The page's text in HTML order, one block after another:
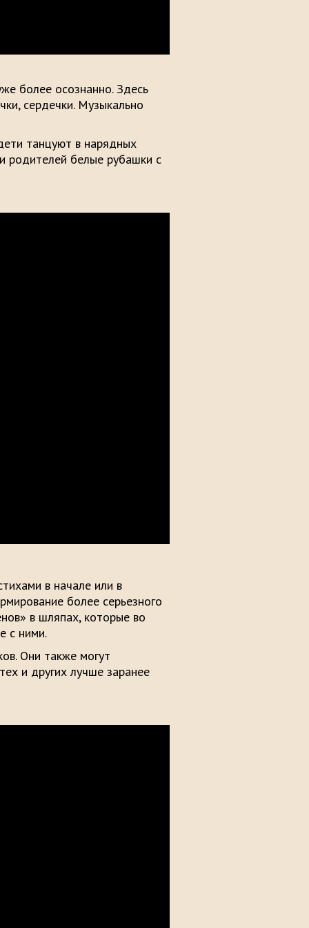
более осознанно. Здесь
сердечки. Музыкально
танцуют в нарядных
родителей белые рубашки с
в начале или в
более серьезного
в шляпах, которые во
с ними.
Они также могут
и других лучше заранее